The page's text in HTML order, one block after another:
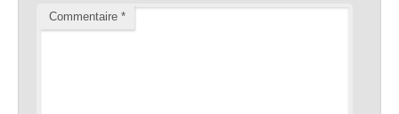
Commentaire *